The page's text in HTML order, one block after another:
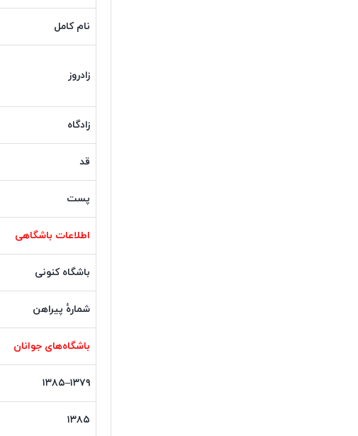
نام کامل
زادروز
زادگاه
قد
پست
اطلاعات باشگاهی
باشگاه کنونی
شمارهٔ پیراهن
باشگاه‌های جوانان
۱۳۷۹–۱۳۸۵
۱۳۸۵